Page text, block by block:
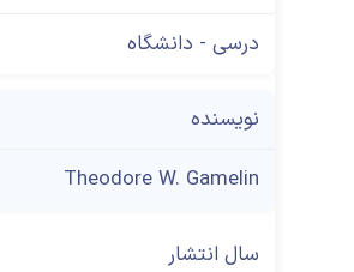
درسی - دانشگاه
نویسنده
Theodore W. Gamelin
سال انتشار